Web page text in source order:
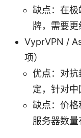
缺点：在
牌，需要更
VyprVPN /
项）
优点：对
定，针对中
缺点：价
服务器数量